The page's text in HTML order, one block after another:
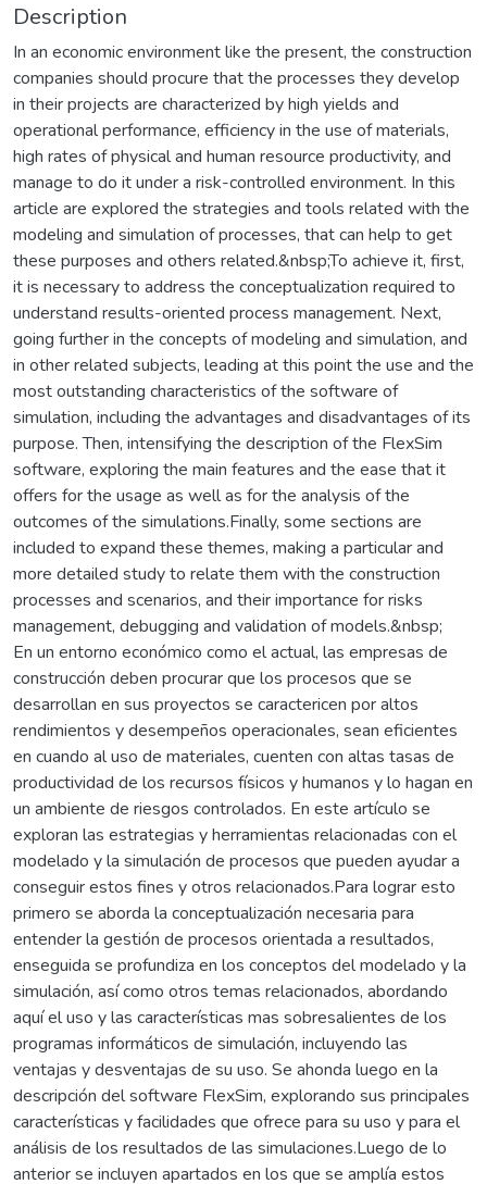
Description
In an economic environment like the present, the construction
companies should procure that the processes they develop
in their projects are characterized by high yields and
operational performance, efficiency in the use of materials,
high rates of physical and human resource productivity, and
manage to do it under a risk-controlled environment. In this
article are explored the strategies and tools related with the
modeling and simulation of processes, that can help to get
these purposes and others related.&nbsp;To achieve it, first,
it is necessary to address the conceptualization required to
understand results-oriented process management. Next,
going further in the concepts of modeling and simulation, and
in other related subjects, leading at this point the use and the
most outstanding characteristics of the software of
simulation, including the advantages and disadvantages of its
purpose. Then, intensifying the description of the FlexSim
software, exploring the main features and the ease that it
offers for the usage as well as for the analysis of the
outcomes of the simulations.Finally, some sections are
included to expand these themes, making a particular and
more detailed study to relate them with the construction
processes and scenarios, and their importance for risks
management, debugging and validation of models.&nbsp;
En un entorno económico como el actual, las empresas de
construcción deben procurar que los procesos que se
desarrollan en sus proyectos se caractericen por altos
rendimientos y desempeños operacionales, sean eficientes
en cuando al uso de materiales, cuenten con altas tasas de
productividad de los recursos físicos y humanos y lo hagan en
un ambiente de riesgos controlados. En este artículo se
exploran las estrategias y herramientas relacionadas con el
modelado y la simulación de procesos que pueden ayudar a
conseguir estos fines y otros relacionados.Para lograr esto
primero se aborda la conceptualización necesaria para
entender la gestión de procesos orientada a resultados,
enseguida se profundiza en los conceptos del modelado y la
simulación, así como otros temas relacionados, abordando
aquí el uso y las características mas sobresalientes de los
programas informáticos de simulación, incluyendo las
ventajas y desventajas de su uso. Se ahonda luego en la
descripción del software FlexSim, explorando sus principales
características y facilidades que ofrece para su uso y para el
análisis de los resultados de las simulaciones.Luego de lo
anterior se incluyen apartados en los que se amplía estos